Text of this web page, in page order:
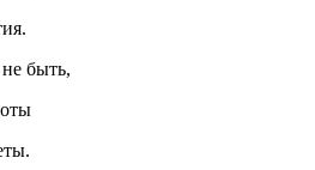
быть,